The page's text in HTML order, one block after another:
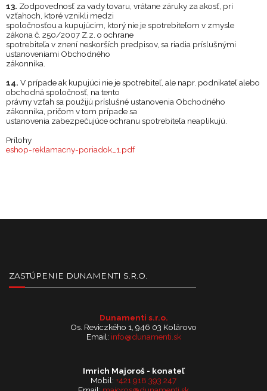
13. Zodpovednosť za vady tovaru, vrátane záruky za akosť, pri
vzťahoch, ktoré vznikli medzi
spoločnosťou a kupujúcim, ktorý nie jespotrebiteľom v zmysle
zákona č. 250/2007 Z.z. o ochrane
spotrebiteľa v znení neskorších predpisov, sa riadia príslušnými
ustanoveniami Obchodného
zákonníka.
14. V prípade ak kupujúci nie je spotrebiteľ, ale napr. podnikateľ alebo
obchodná spoločnosť, na tento
právny vzťah sa použijú príslušné ustanovenia Obchodného
zákonníka, pričom vtom prípade sa
ustanovenia zabezpečujúce ochranu spotrebiteľa neaplikujú.
Prílohy
eshop-reklamacny-poriadok_1.pdf
ZASTÚPENIE DUNAMENTI S.R.O.
Dunamenti s.r.o.
Os. Reviczkého 1, 946 03 Kolárovo
Email: info@dunamenti.sk
Imrich Majoroš - konateľ
Mobil: +421 918 393 247